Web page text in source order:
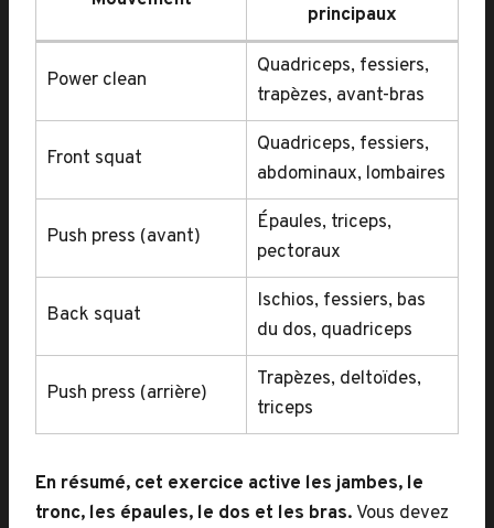
principaux
Power clean
Quadriceps, fessiers,
trapèzes, avant-bras
Front squat
Quadriceps, fessiers,
abdominaux, lombaires
Push press (avant)
Épaules, triceps,
pectoraux
Back squat
Ischios, fessiers, bas
du dos, quadriceps
Push press (arrière)
Trapèzes, deltoïdes,
triceps
En résumé, cet exercice active les jambes, le
tronc, les épaules, le dos et les bras. Vous devez